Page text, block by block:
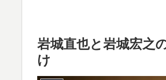
岩城直也と岩城宏之
け